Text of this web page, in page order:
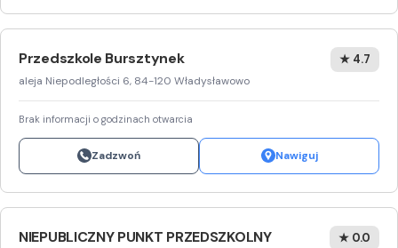
Przedszkole Bursztynek
aleja Niepodległości 6, 84-120 Władysławowo
★ 4.7
Brak informacji o godzinach otwarcia
Zadzwoń Nawiguj
NIEPUBLICZNY PUNKT PRZEDSZKOLNY
★ 0.0